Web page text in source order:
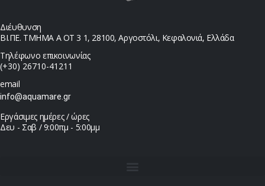
Διέυθυνση
ΒΙ.ΠΕ. ΤΜΗΜΑ Α ΟΤ 3 1, 28100, Αργοστόλι, Κεφαλονιά, Ελλάδα
Τηλέφωνο επικοινωνίας
(+30) 26710-41211
email
info@aquamare.gr
Εργάσιμες ημέρες / ώρες
Δευ - Σαβ / 9:00πμ - 5:00μμ